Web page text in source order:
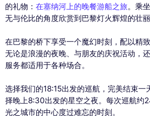
的礼物： 在塞纳河上的晚餐游船之旅。乘
无与伦比的角度欣赏到巴黎灯火辉煌的壮丽
在巴黎的桥下享受一个魔幻时刻，配以精
无论是浪漫的夜晚、与朋友的庆祝活动，
服务都适用于各种场合。
选择我们的18:15出发的巡航，完美结束一
择晚上8:30出发的星空之夜。每次巡航约
光之城市的中心度过难忘的时刻。